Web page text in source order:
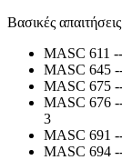
Βασικές απαιτήσεις
MASC 611
MASC 645
MASC 675
MASC 676
3
MASC 691
MASC 694